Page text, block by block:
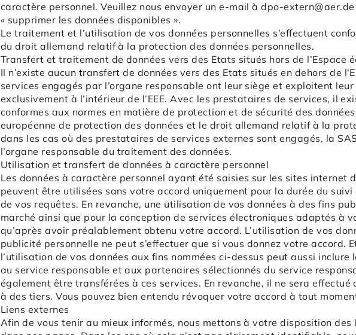
caractère personnel. Veuillez nous envoyer un e-mail àdpo-extern@aer.de
« supprimer les données disponibles ».
Le traitement et l’utilisation de vos données personnelles s’effectuent
du droit allemand relatif à la protection des données personnelles.
Transfert et traitement de données vers des Etats situés hors de l’Espace
Il n’existe aucun transfert de données vers des Etats situés en dehors de
services engagés par l’organe responsable ont leur siège et exploitent
exclusivement à l’intérieur de l’EEE. Avec les prestataires de services, il
conformes aux normes en matière de protection et de sécurité des
européenne de protection des données et le droit allemand relatif à la
dans les cas où des prestataires de services externes sont engagés, la SAS
l’organe responsable du traitement des données.
Utilisation et transfert de données à caractère personnel
Les données à caractère personnel ayant été saisies sur les sites internet
peuvent être utilisées sans votre accord uniquement pour la durée du
de vos requêtes. En revanche, une utilisation de vos données à des fins
marché ainsi que pour la conception de services électroniques adaptés à
qu’après avoir préalablement obtenu votre accord. L’utilisation de vos
publicité personnelle ne peut s’effectuer que si vous donnez votre accord.
l’utilisation de vos données aux fins nommées ci-dessus peut aussi inclure
au service responsable et aux partenaires sélectionnés du service
également être transférées à ces services. En revanche, il ne sera effectué
à des tiers. Vous pouvez bien entendu révoquer votre accord à tout
Liens externes
Afin de vous tenir au mieux informés, nous mettons à votre disposition des